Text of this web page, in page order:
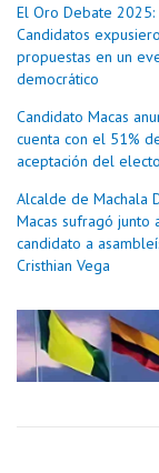
El Oro Debate 2025:
Candidatos
propuestas en un
democrático
Candidato Macas
cuenta con el 51%
aceptación del
Alcalde de Machala
Macas sufragó junto
candidato a
Cristhian Vega